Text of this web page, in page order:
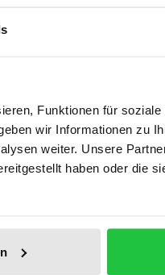
Funktionen für
wir Informationen zu
weiter. Unsere
haben oder die
the delivery address, VAT
politische und
auf wenige,